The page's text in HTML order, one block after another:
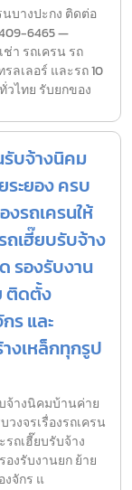
นบางปะกง ติดต่อ
6465 —
ช่า รถเครน รถ
รลเลอร์ และรถ 10
วไทย รับยกของ
รับจ้างนิคม
ระยอง ครบ
งรถเครนให้
ถเฮี๊ยบรับจ้าง
รองรับงาน
ติดตั้ง
ร และ
งเหล็กทุกรูป
จ้างนิคมบ้านค่าย
วงจรเรื่องรถเครน
รถเฮี๊ยบรับจ้าง
งรับงานยก ย้าย
งจักร แ